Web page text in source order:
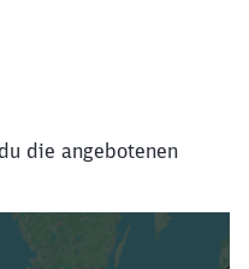
die angebotenen